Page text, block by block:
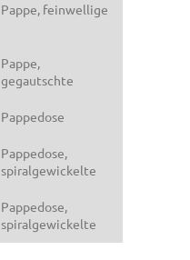
Pappe, feinwellige
Pappe,
gegautschte
Pappedose
Pappedose,
spiralgewickelte
Pappedose,
spiralgewickelte